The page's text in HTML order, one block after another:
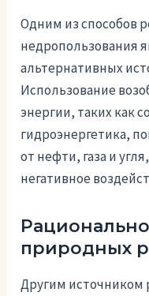
Одним из способов
недропользования
альтернативных
Использование
энергии, таких как
гидроэнергетика,
от нефти, газа и
негативное
природных
Другим